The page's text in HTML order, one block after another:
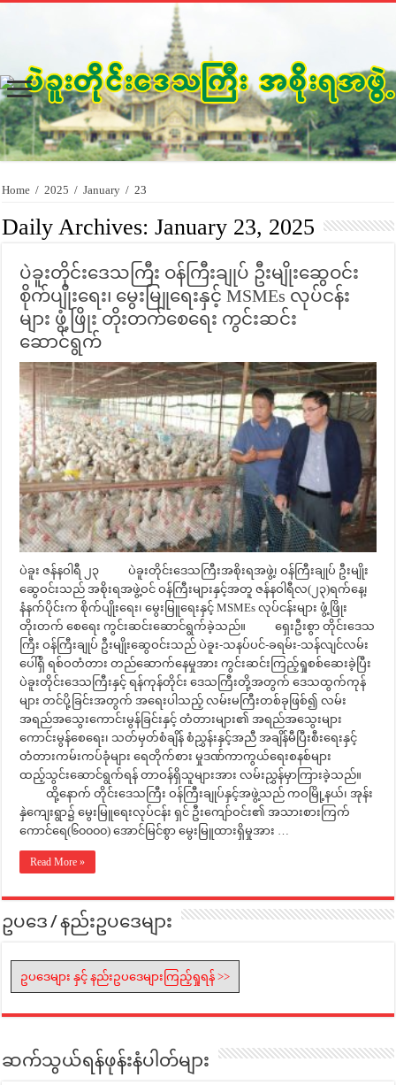
Home / 2025 / January / 23
Daily Archives:January 23, 2025
ပဲခူးတိုင်းဒေသကြီး ဝန်ကြီးချုပ် ဦးမျိုးဆွေဝင်း
စိုက်ပျိုးရေး၊ မွေးမြူရေးနှင့် MSMEs လုပ်ငန်း
များ ဖွံ့ဖြိုး တိုးတက်စေရေး ကွင်းဆင်း
ဆောင်ရွက်
ပဲခူး ဇန်နဝါရီ ၂၃ ပဲခူးတိုင်းဒေသကြီးအစိုးရအဖွဲ့၊ ဝန်ကြီးချုပ် ဦးမျိုး
ဆွေဝင်းသည် အစိုးရအဖွဲ့ဝင် ဝန်ကြီးများနှင့်အတူ ဇန်နဝါရီလ(၂၃)ရက်နေ့၊
နံနက်ပိုင်းက စိုက်ပျိုးရေး၊ မွေးမြူရေးနှင့် MSMEs လုပ်ငန်းများ ဖွံ့ဖြိုး
တိုးတက် စေရေး ကွင်းဆင်းဆောင်ရွက်ခဲ့သည်။ ရှေးဦးစွာ တိုင်းဒေသ
ကြီး ဝန်ကြီးချုပ် ဦးမျိုးဆွေဝင်းသည် ပဲခူး-သနပ်ပင်-ခရမ်း-သန်လျင်လမ်း
ပေါ်ရှိ ရစ်ဝတံတား တည်ဆောက်နေမှုအား ကွင်းဆင်းကြည့်ရှုစစ်ဆေးခဲ့ပြီး
ပဲခူးတိုင်းဒေသကြီးနှင့် ရန်ကုန်တိုင်း ဒေသကြီးတို့အတွက် ဒေသထွက်ကုန်
များ တင်ပို့ခြင်းအတွက် အရေးပါသည့် လမ်းမကြီးတစ်ခုဖြစ်၍ လမ်း
အရည်အသွေးကောင်းမွန်ခြင်းနှင့် တံတားများ၏ အရည်အသွေးများ
ကောင်းမွန်စေရေး၊ သတ်မှတ်စံချိန် စံညွှန်းနှင့်အညီ အချိန်မီပြီးစီးရေးနှင့်
တံတားကမ်းကပ်ခုံများ ရေတိုက်စား မှုဒဏ်ကာကွယ်ရေးစနစ်များ
ထည့်သွင်းဆောင်ရွက်ရန် တာဝန်ရှိသူများအား လမ်းညွှန်မှာကြားခဲ့သည်။
ထို့နောက် တိုင်းဒေသကြီး ဝန်ကြီးချုပ်နှင့်အဖွဲ့သည် ကဝမြို့နယ်၊ အုန်း
နှဲကျေးရွာ၌ မွေးမြူရေးလုပ်ငန်း ရှင် ဦးကျော်ဝင်း၏ အသားစားကြက်
ကောင်ရေ(၆၀၀၀၀) အောင်မြင်စွာ မွေးမြူထားရှိမှုအား …
Read More »
ဥပဒေ / နည်းဥပဒေများ
ဥပဒေများ နှင့် နည်းဥပဒေများကြည့်ရှုရန် >>
ဆက်သွယ်ရန်ဖုန်းနံပါတ်များ